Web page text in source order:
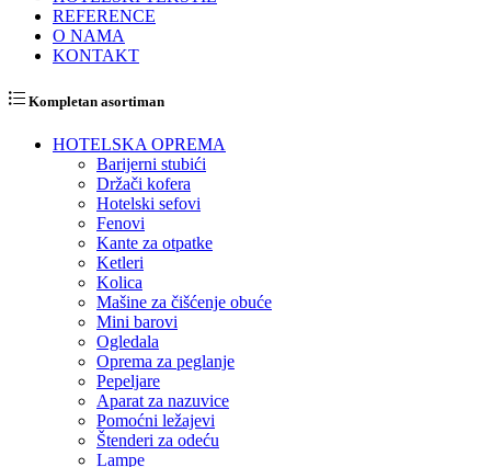
REFERENCE
O NAMA
KONTAKT
Kompletan asortiman
HOTELSKA OPREMA
Barijerni stubići
Držači kofera
Hotelski sefovi
Fenovi
Kante za otpatke
Ketleri
Kolica
Mašine za čišćenje obuće
Mini barovi
Ogledala
Oprema za peglanje
Pepeljare
Aparat za nazuvice
Pomoćni ležajevi
Štenderi za odeću
Lampe